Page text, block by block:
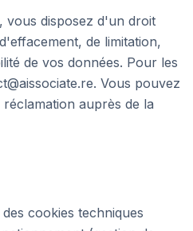
vous disposez d'un droit
de limitation,
de vos données. Pour les
Vous pouvez
auprès de la
cookies techniques